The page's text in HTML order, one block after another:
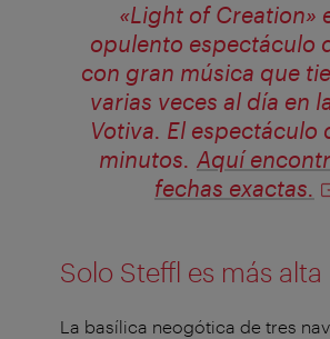
«Light of Creation»
opulento espectáculo
con gran música que
varias veces al día en
Votiva. El espectáculo
minutos. Aquí
fechas exactas.
Solo Steffl es más alta
La basílica neogótica de tres